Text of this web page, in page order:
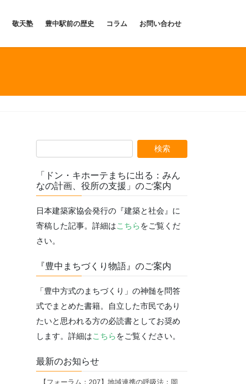
敬天塾 豊中駅前の歴史 コラム お問い合わせ
「ドン・キホーテまちに出る：みん
なの計画、役所の支援」のご案内
日本建築家協会発行の『建築と社会』に
寄稿した記事。詳細はこちら をご覧くだ
さい。
『豊中まちづくり物語』のご案内
「豊中方式のまちづくり」の神髄を問答
式でまとめた書籍。自立した市民であり
たいと思われる方の必読書としてお奨め
します。詳細はこちら をご覧ください。
最新のお知らせ
【フォーラム：207】地域連携の呼吸法：岡